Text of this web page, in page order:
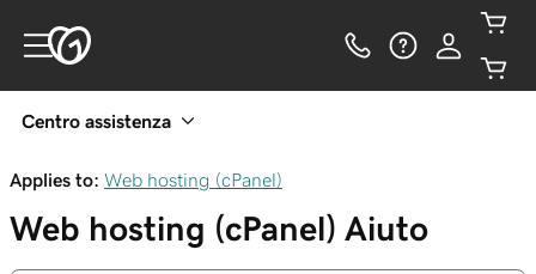
Centro assistenza
Applies to: Web hosting (cPanel)
Web hosting (cPanel) Aiuto